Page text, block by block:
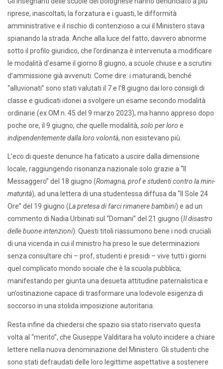
riprese, inascoltati, la forzatura e i guasti, le difformità
amministrative e il rischio di contenzioso a cui il Ministero stava
spianando la strada. Anche alla luce del fatto, davvero abnorme
sotto il profilo giuridico, che l’ordinanza è intervenuta a modificare
le modalità d’esame il giorno 8 giugno, a scuole chiuse e a scrutini
d’ammissione già avvenuti. Come dire: i maturandi, benché
“alluvionati” sono stati valutati il 7 e l’8 giugno dai loro consigli di
classe e giudicati idonei a svolgere un esame secondo modalità
ordinarie (ex OM n. 45 del 9 marzo 2023), ma hanno appreso dopo
poche ore, il 9 giugno, che quelle modalità, solo per loro e
indipendentemente dalla loro volontà, non esistevano più.
L’eco di queste denunce ha faticato a uscire dalla dimensione
locale, raggiungendo risonanza nazionale solo grazie a “Il
Messaggero” del 18 giugno (Romagna, prof e studenti contro la mini-
maturità), ad una lettera di una studentessa diffusa da “Il Sole 24
Ore” del 19 giugno (La pretesa di farci rimanere bambini) e ad un
commento di Nadia Urbinati sul “Domani” del 21 giugno (Il disastro
delle buone intenzioni). Questi titoli riassumono bene i nodi cruciali
di una vicenda in cui il ministro ha preso le sue determinazioni
senza consultare chi – prof, studenti e presidi – vive tutti i giorni
quel complicato mondo sociale che è la scuola pubblica,
manifestando per giunta una desueta attitudine paternalistica e
un’ostinazione capace di trasformare una lodevole esigenza di
soccorso in una stolida imposizione autoritaria.
Resta infine da chiedersi che spazio sia stato riservato questa
volta al “merito”, che Giuseppe Valditara ha voluto incidere a chiare
lettere nella nuova denominazione del Ministero. Gli studenti che
sono stati defraudati delle loro legittime aspettative a sostenere